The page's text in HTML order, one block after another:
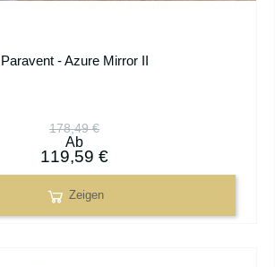
Paravent - Azure Mirror II
178,49 €
Ab
119,59 €
Zeigen